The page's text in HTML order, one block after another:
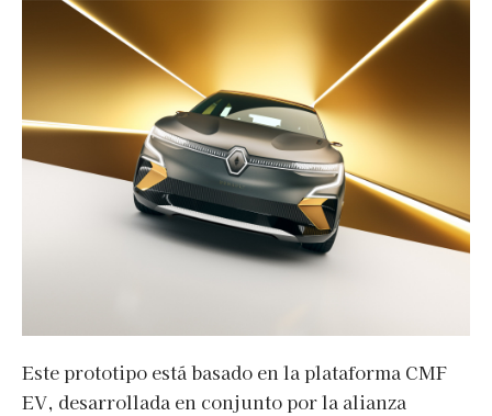
Este prototipo está basado en la plataforma CMF
EV, desarrollada en conjunto por la alianza